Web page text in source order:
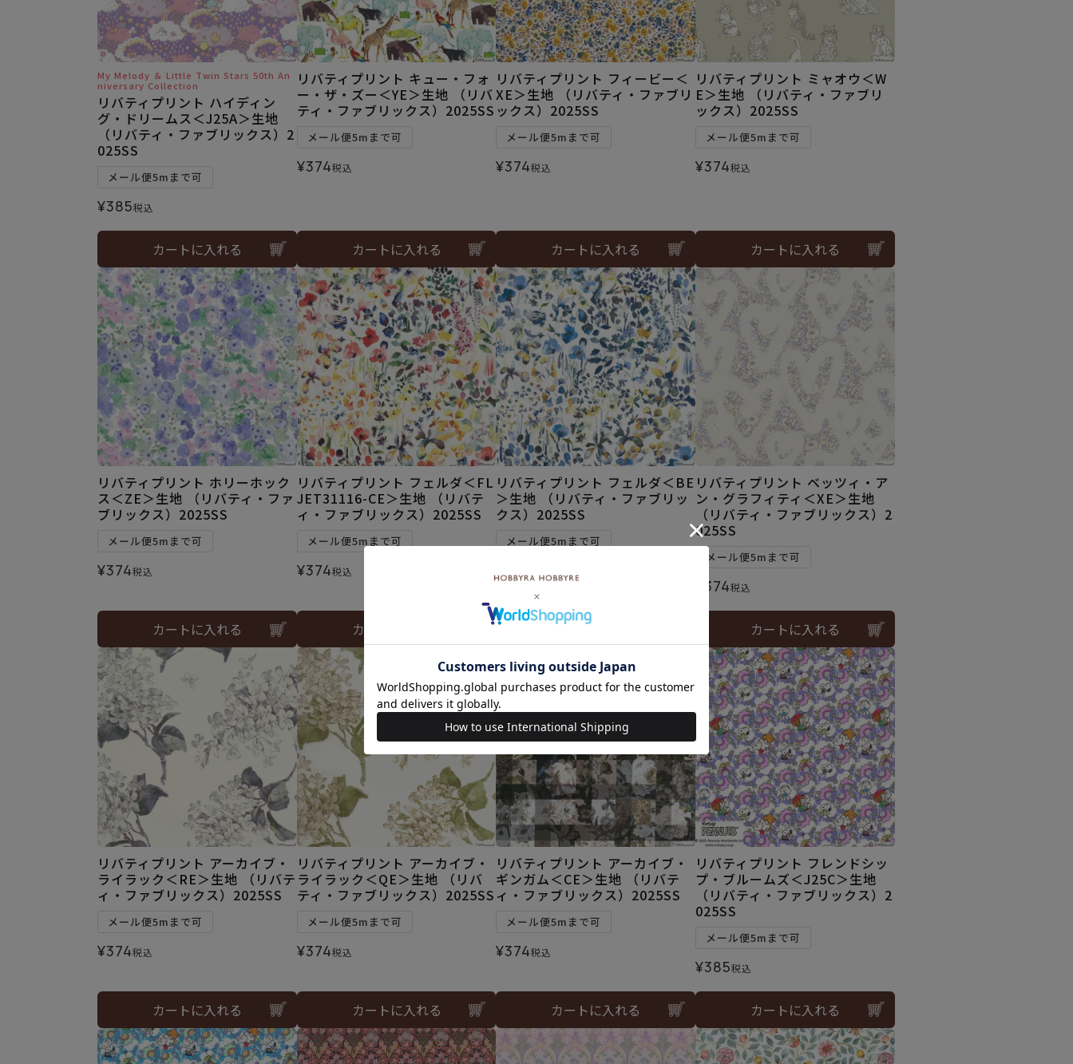
My Melody ＆ Little Twin Stars 50th An
niversary Collection
リバティプリント ハイディン
グ・ドリームス＜J25A＞生地
（リバティ・ファブリックス）2
025SS
メール便5mまで可
¥385税込
カートに入れる
リバティプリント キュー・フォ
ー・ザ・ズー＜YE＞生地 （リバ
ティ・ファブリックス）2025SS
メール便5mまで可
¥374税込
カートに入れる
リバティプリント フィービー＜
XE＞生地 （リバティ・ファブリ
ックス）2025SS
メール便5mまで可
¥374税込
カートに入れる
リバティプリント ミャオウ＜W
E＞生地 （リバティ・ファブリ
ックス）2025SS
メール便5mまで可
¥374税込
カートに入れる
リバティプリント ホリーホック
ス＜ZE＞生地 （リバティ・ファ
ブリックス）2025SS
メール便5mまで可
¥374税込
カートに入れる
リバティプリント フェルダ＜FL
JET31116-CE＞生地 （リバテ
ィ・ファブリックス）2025SS
メール便5mまで可
¥374税込
カートに入れる
リバティプリント フェルダ＜BE
＞生地 （リバティ・ファブリッ
クス）2025SS
メール便5mまで可
¥374
カートに入れる
リバティプリント ベッツィ・ア
ン・グラフィティ＜XE＞生地
（リバティ・ファブリックス）2
025SS
メール便5mまで可
374税込
カートに入れる
リバティプリント アーカイブ・
ライラック＜RE＞生地 （リバテ
ィ・ファブリックス）2025SS
メール便5mまで可
¥374税込
カートに入れる
リバティプリント アーカイブ・
ライラック＜QE＞生地 （リバ
ティ・ファブリックス）2025SS
メール便5mまで可
¥374税込
カートに入れる
リバティプリント アーカイブ・
ギンガム＜CE＞生地 （リバテ
ィ・ファブリックス）2025SS
メール便5mまで可
¥374税込
カートに入れる
リバティプリント フレンドシッ
プ・ブルームズ＜J25C＞生地
（リバティ・ファブリックス）2
025SS
メール便5mまで可
¥385税込
カートに入れる